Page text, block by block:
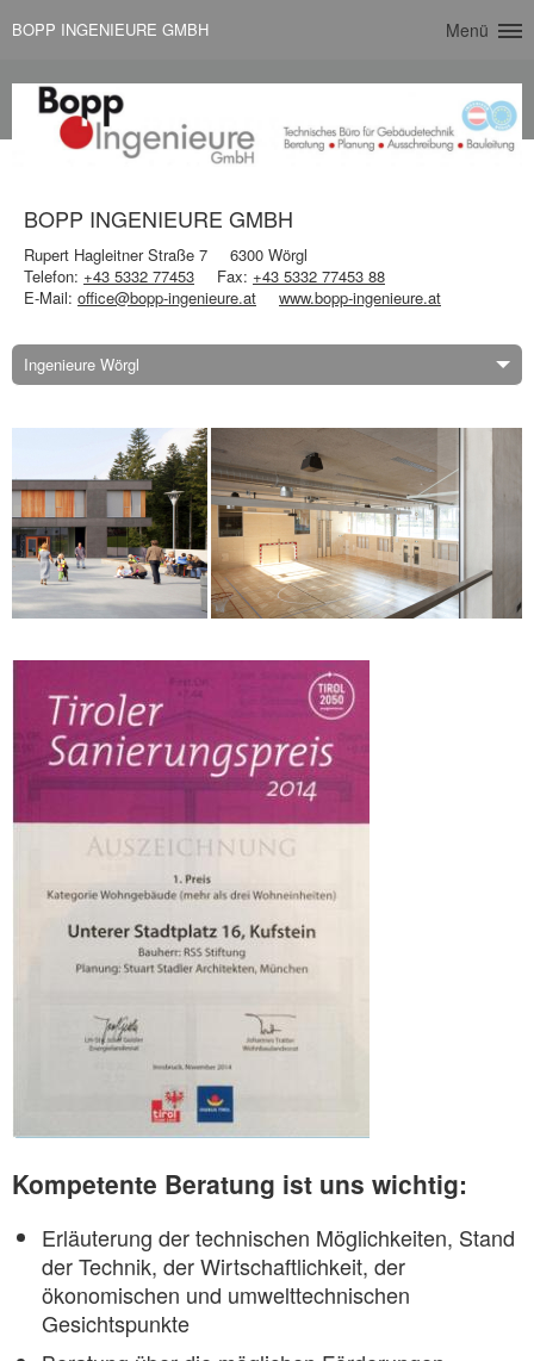
BOPP INGENIEURE GMBH Menü
BOPP INGENIEURE GMBH
Rupert Hagleitner Straße 7
6300 Wörgl
Telefon: +43 5332 77453 Fax: +43 5332 77453 88
E-Mail: office@bopp-ingenieure.at www.bopp-ingenieure.at
Ingenieure Wörgl
Kompetente Beratung ist uns wichtig:
Erläuterung der technischen Möglichkeiten, Stand
der Technik, der Wirtschaftlichkeit, der
ökonomischen und umwelttechnischen
Gesichtspunkte